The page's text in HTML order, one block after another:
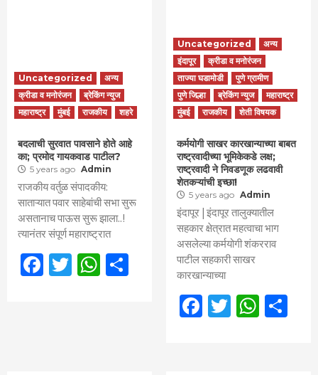
Uncategorized
अन्य
क्रीडा व मनोरंजन
ब्रेकिंग न्युज
महाराष्ट्र
मुंबई राजकीय शहरे
बदलाची सुरवात पावसाने होते आहे
का; प्रमोद गायकवाड पाटील?
5 years ago Admin
राजकीय वर्तुळ संपादकीय:
साताऱ्यात पवार साहेबांची सभा सुरू
असतानाच पाऊस सुरू झाला..!
त्यानंतर संपूर्ण महाराष्ट्रात
Facebook
TwitterWhatsApp
Share
Uncategorized
अन्य
इंदापूर
क्रीडा व मनोरंजन
ताज्या घडामोडी
पुणे ग्रामीण
पुणे जिल्हा
ब्रेकिंग न्युज
महाराष्ट्र
मुंबई
राजकीय शेती विषयक
कर्मयोगी साखर कारखान्याच्या बाबत
राष्ट्रवादीच्या भूमिकेकडे लक्ष;
राष्ट्रवादी ने निवडणूक लढवावी
शेतकऱ्यांची इच्छा!
5 years ago Admin
इंदापूर | इंदापूर तालुक्यातील
सहकार क्षेत्रात महत्वाचा भाग
असलेल्या कर्मयोगी शंकरराव
पाटील सहकारी साखर
कारखान्याच्या
Facebook
Twitter